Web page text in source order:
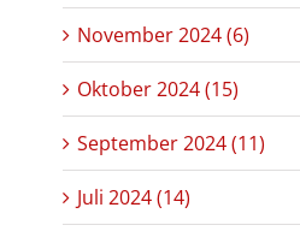
November 2024 (6)
Oktober 2024 (15)
September 2024 (11)
Juli 2024 (14)